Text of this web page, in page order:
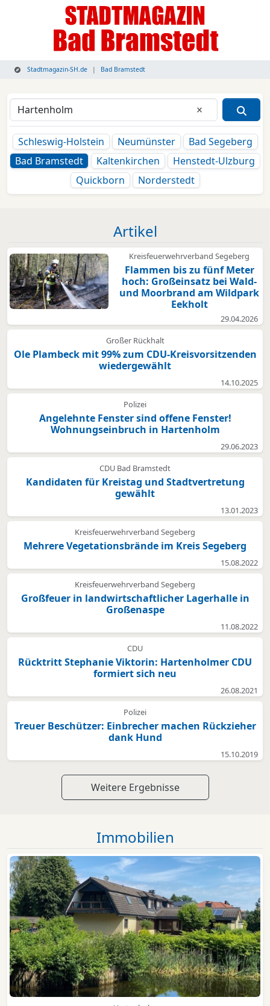
Stadtmagazin-SH.de Bad Bramstedt
Eingabe
Schleswig-Holstein
Neumünster
Bad Segeberg
Bad Bramstedt
Kaltenkirchen
Henstedt-Ulzburg
Quickborn
Norderstedt
Artikel
Kreisfeuerwehrverband Segeberg
Flammen bis zu fünf Meter
hoch: Großeinsatz bei Wald-
und Moorbrand am Wildpark
Eekholt
29.04.2026
Großer Rückhalt
Ole Plambeck mit 99% zum CDU-Kreisvorsitzenden
wiedergewählt
14.10.2025
Polizei
Angelehnte Fenster sind offene Fenster!
Wohnungseinbruch in Hartenholm
29.06.2023
CDU Bad Bramstedt
Kandidaten für Kreistag und Stadtvertretung
gewählt
13.01.2023
Kreisfeuerwehrverband Segeberg
Mehrere Vegetationsbrände im Kreis Segeberg
15.08.2022
Kreisfeuerwehrverband Segeberg
Großfeuer in landwirtschaftlicher Lagerhalle in
Großenaspe
11.08.2022
CDU
Rücktritt Stephanie Viktorin: Hartenholmer CDU
formiert sich neu
26.08.2021
Polizei
Treuer Beschützer: Einbrecher machen Rückzieher
dank Hund
15.10.2019
Weitere Ergebnisse
Immobilien